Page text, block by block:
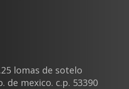
lomas de sotelo
de mexico. c.p. 53390